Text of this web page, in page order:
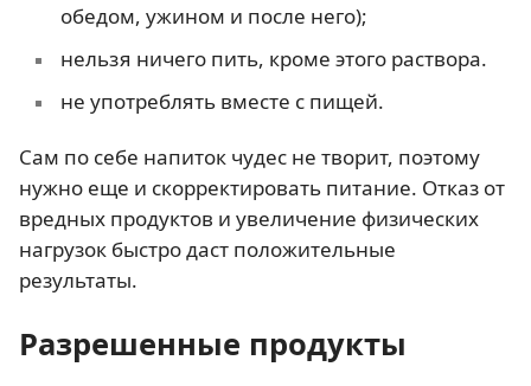
обедом, ужином и после него);
нельзя ничего пить, кроме этого раствора.
не употреблять вместе с пищей.
Сам по себе напиток чудес не творит, поэтому
нужно еще и скорректировать питание. Отказ от
вредных продуктов и увеличение физических
нагрузок быстро даст положительные
результаты.
Разрешенные продукты